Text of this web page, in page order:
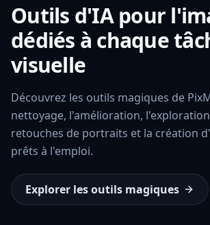
Outils d'IA pour
dédiés à chaque
visuelle
Découvrez les outils magiques de
nettoyage, l'amélioration,
retouches de portraits et la création
prêts à l'emploi.
Explorer les outils magiques